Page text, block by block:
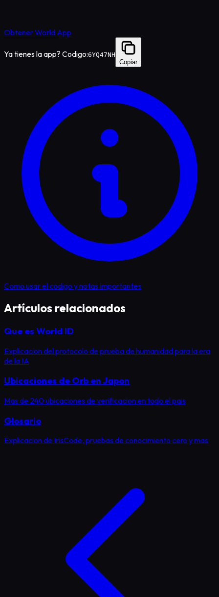
Obtener World App
Ya tienes la app? Codigo:6YQ47NH
Copiar
Como usar el codigo y notas importantes
Artículos relacionados
Que es World ID
Explicacion del protocolo de prueba de humanidad para la era
de la IA
Ubicaciones de Orb en Japon
Mas de 240 ubicaciones de verificacion en todo el pais
Glosario
Explicacion de IrisCode, pruebas de conocimiento cero y mas